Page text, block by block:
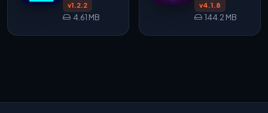
v1.2.2
4.61 MB
untuk Edit
Android
v4.1.8
144.2 MB